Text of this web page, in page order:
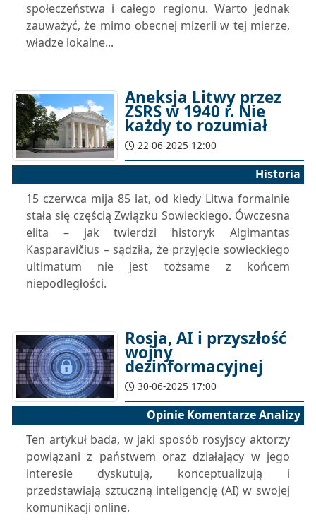
społeczeństwa i całego regionu. Warto jednak
zauważyć, że mimo obecnej mizerii w tej mierze,
władze lokalne...
Aneksja Litwy przez
ZSRS w 1940 r. Nie
każdy to rozumiał
22-06-2025 12:00
Historia
15 czerwca mija 85 lat, od kiedy Litwa formalnie
stała się częścią Związku Sowieckiego. Ówczesna
elita – jak twierdzi historyk Algimantas
Kasparavičius – sądziła, że przyjęcie sowieckiego
ultimatum nie jest tożsame z końcem
niepodległości.
Rosja, AI i przyszłość
wojny
dezinformacyjnej
30-06-2025 17:00
Opinie Komentarze Analizy
Ten artykuł bada, w jaki sposób rosyjscy aktorzy
powiązani z państwem oraz działający w jego
interesie dyskutują, konceptualizują i
przedstawiają sztuczną inteligencję (AI) w swojej
komunikacji online.